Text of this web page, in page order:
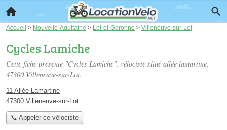
Accueil > Nouvelle-Aquitaine > Lot-et-Garonne > Villeneuve-sur-Lot
Cycles Lamiche
Cette fiche présente "Cycles Lamiche", vélociste situé allée lamartine,
47300 Villeneuve-sur-Lot.
11 Allée Lamartine
47300 Villeneuve-sur-Lot
📞 Appeler ce vélociste